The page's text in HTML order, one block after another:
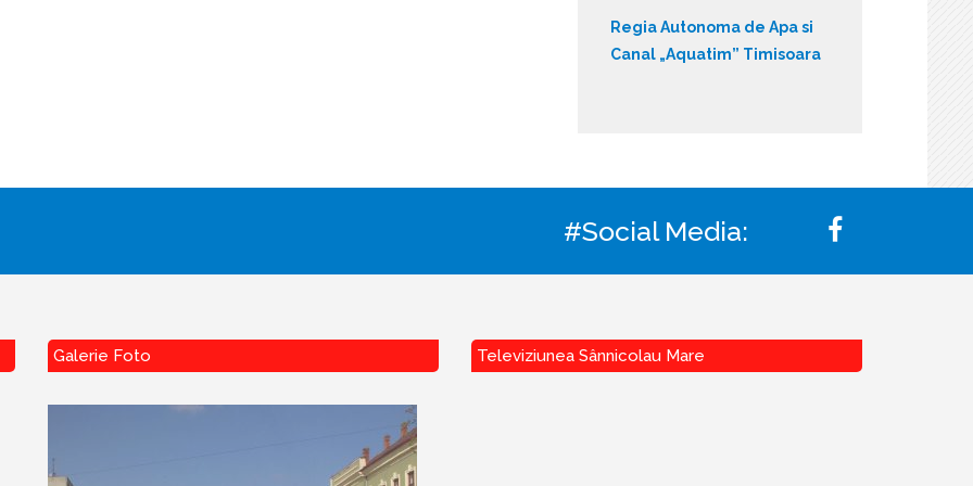
Regia Autonoma de Apa si
Canal „Aquatim” Timisoara
#Social Media:
Galerie Foto Televiziunea Sânnicolau Mare